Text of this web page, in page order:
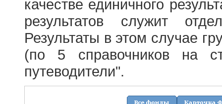
качестве единичного
результатов служит
Результаты в этом случае
(по 5 справочников на
путеводители".